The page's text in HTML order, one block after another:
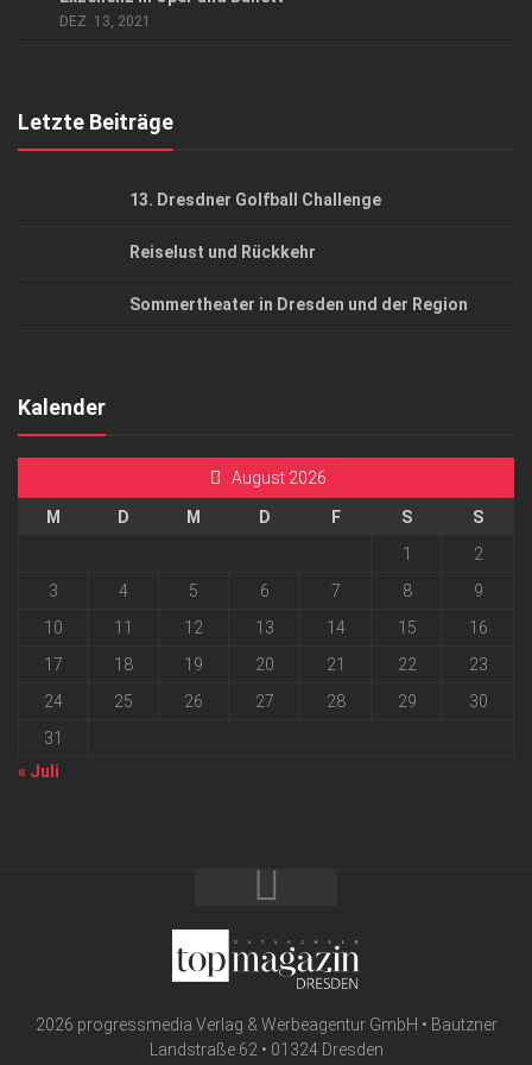
DEZ. 13, 2021
Letzte Beiträge
13. Dresdner Golfball Challenge
Reiselust und Rückkehr
Sommertheater in Dresden und der Region
Kalender
August 2026
M D M D F S
S
1
2
3
4 5 6 7 8
9
10
11 12 13 14 15
16
17
18 19 20 21 22
23
24
25 26 27 28 29
30
31
« Juli
2026 progressmedia Verlag & Werbeagentur GmbH • Bautzner
Landstraße 62 • 01324 Dresden